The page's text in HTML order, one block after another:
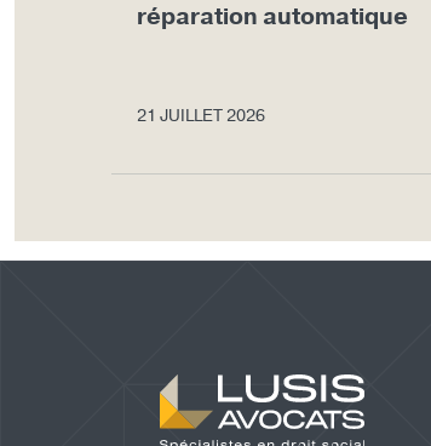
réparation automatique
21 JUILLET 2026